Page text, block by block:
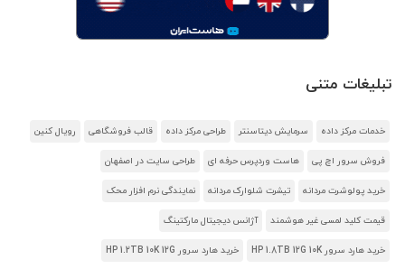
تبلیغات متنی
خدمات مرکز داده سرمایش دیتاسنتر طراحی مرکز داده قالب فروشگاهی رویال کنین
فروش سرور اچ پی هاست وردپرس حرفه ای طراحی سایت در اصفهان
خرید پولوشرت مردانه تیشرت شلوارک مردانه نمایندگی نرم افزار محک
قیمت کلید لمسی غیر هوشمند آژانس دیجیتال مارکتینگ
خرید هارد سرور HP 1.8TB 12G 10K خرید هارد سرور HP 1.2TB 10K 12G